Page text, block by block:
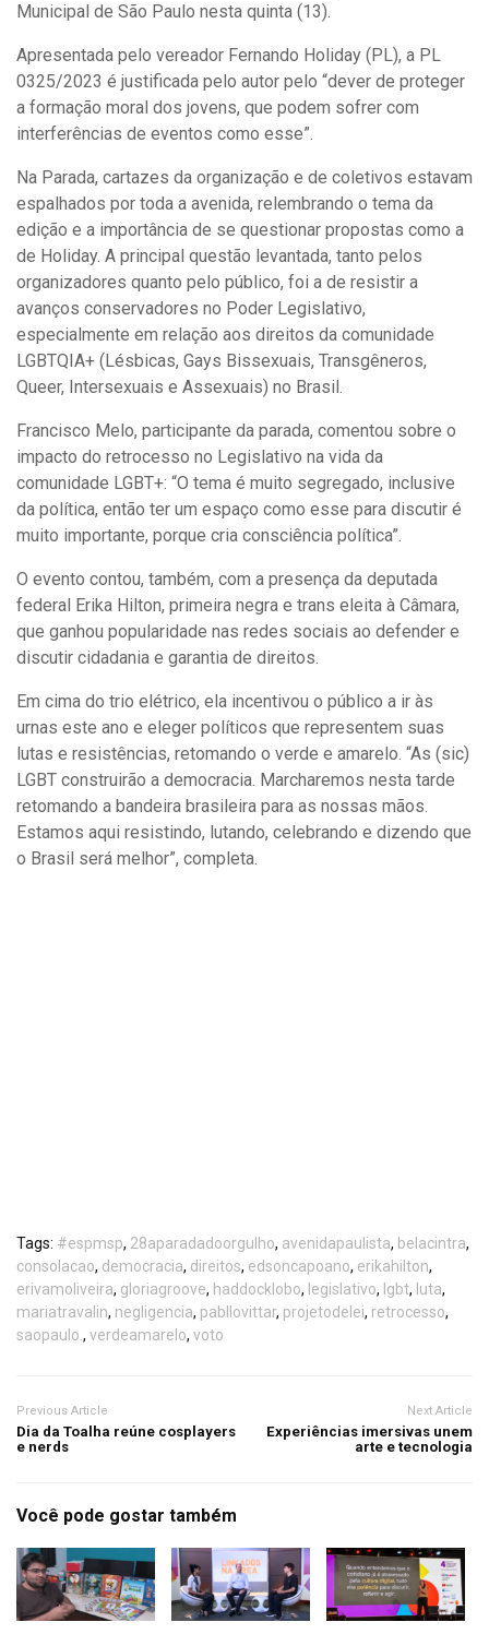
Municipal de São Paulo nesta quinta (13).
Apresentada pelo vereador Fernando Holiday (PL), a PL
0325/2023 é justificada pelo autor pelo “dever de proteger
a formação moral dos jovens, que podem sofrer com
interferências de eventos como esse”.
Na Parada, cartazes da organização e de coletivos estavam
espalhados por toda a avenida, relembrando o tema da
edição e a importância de se questionar propostas como a
de Holiday. A principal questão levantada, tanto pelos
organizadores quanto pelo público, foi a de resistir a
avanços conservadores no Poder Legislativo,
especialmente em relação aos direitos da comunidade
LGBTQIA+ (Lésbicas, Gays Bissexuais, Transgêneros,
Queer, Intersexuais e Assexuais) no Brasil.
Francisco Melo, participante da parada, comentou sobre o
impacto do retrocesso no Legislativo na vida da
comunidade LGBT+: “O tema é muito segregado, inclusive
da política, então ter um espaço como esse para discutir é
muito importante, porque cria consciência política”.
O evento contou, também, com a presença da deputada
federal Erika Hilton, primeira negra e trans eleita à Câmara,
que ganhou popularidade nas redes sociais ao defender e
discutir cidadania e garantia de direitos.
Em cima do trio elétrico, ela incentivou o público a ir às
urnas este ano e eleger políticos que representem suas
lutas e resistências, retomando o verde e amarelo. “As (sic)
LGBT construirão a democracia. Marcharemos nesta tarde
retomando a bandeira brasileira para as nossas mãos.
Estamos aqui resistindo, lutando, celebrando e dizendo que
o Brasil será melhor”, completa.
Tags: #espmsp, 28aparadadoorgulho, avenidapaulista, belacintra,
consolacao, democracia, direitos, edsoncapoano, erikahilton,
erivamoliveira, gloriagroove, haddocklobo, legislativo, lgbt, luta,
mariatravalin, negligencia, pabllovittar, projetodelei, retrocesso,
saopaulo. , verdeamarelo, voto
Previous Article
Dia da Toalha reúne cosplayers
e nerds
Next Article
Experiências imersivas unem
arte e tecnologia
Você pode gostar também